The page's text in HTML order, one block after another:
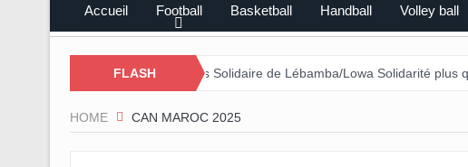
Accueil Football Basketball Handball Volley ball
FLASH
Cross Solidaire de Lébamba/Lowa Solidarité plus que jamais
HOME CAN MAROC 2025